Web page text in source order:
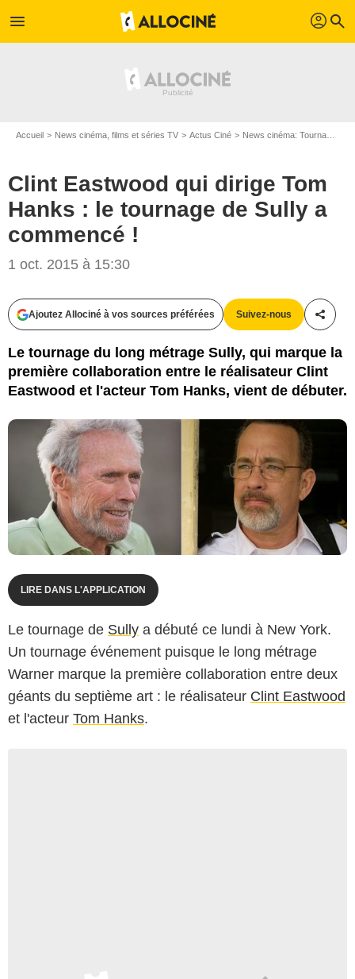
menu profil search
Accueil News cinéma, films et séries TV Actus Ciné News cinéma: Tournages
Clint Eastwood qui dirige Tom
Hanks : le tournage de Sully a
commencé !
1 oct. 2015 à 15:30
Ajoutez Allociné à vos sources préférées Suivez-nous
Le tournage du long métrage Sully, qui marque la
première collaboration entre le réalisateur Clint
Eastwood et l'acteur Tom Hanks, vient de débuter.
LIRE DANS L'APPLICATION
Le tournage de Sully a débuté ce lundi à New York.
Un tournage événement puisque le long métrage
Warner marque la première collaboration entre deux
géants du septième art : le réalisateur Clint Eastwood
et l'acteur Tom Hanks.